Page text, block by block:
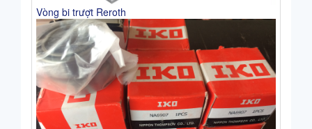
Vòng bi trượt Reroth